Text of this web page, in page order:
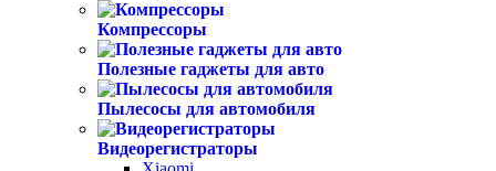
Компрессоры
Полезные гаджеты для авто
Пылесосы для автомобиля
Видеорегистраторы